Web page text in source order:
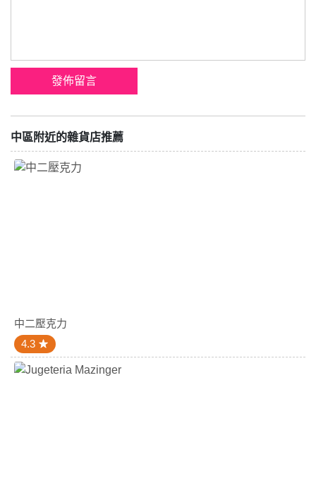
中區附近的雜貨店推薦
中二壓克力
4.3